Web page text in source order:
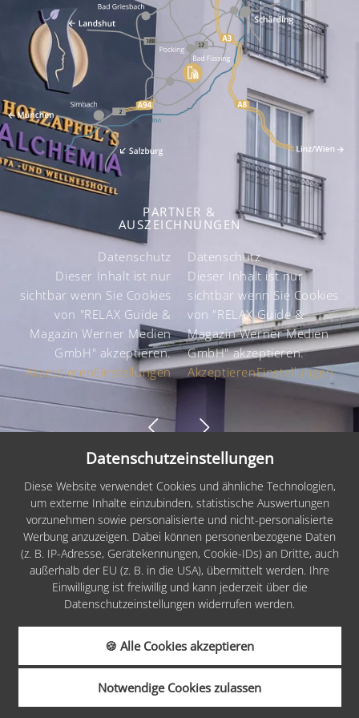
Datenschutzeinstellungen
Diese Website verwendet Cookies und ähnliche Technologien,
um externe Inhalte einzubinden, statistische Auswertungen
vorzunehmen sowie personalisierte und nicht-personalisierte
Werbung anzuzeigen. Dabei können personenbezogene Daten
(z. B. IP-Adresse, Gerätekennungen, Cookie-IDs) an Dritte, auch
außerhalb der EU (z. B. in die USA), übermittelt werden. Ihre
Einwilligung ist freiwillig und kann jederzeit über die
Datenschutzeinstellungen widerrufen werden.
🍪 Alle Cookies akzeptieren
Notwendige Cookies zulassen
ANFRAGEN BUCHEN
PARTNER &
AUSZEICHNUNGEN
Datenschutz
Dieser Inhalt ist nur
sichtbar wenn Sie Cookies
von "RELAX Guide &
Magazin Werner Medien
GmbH" akzeptieren.
AkzeptierenEinstellungen
Datenschutz
Dieser Inhalt ist nur
sichtbar wenn Sie Cookies
von "RELAX Guide &
Magazin Werner Medien
GmbH" akzeptieren.
AkzeptierenEinstellungen
Sitemap
Impressum
Datenschutz
Cookies
Barrierefreiheit
Infos
made by